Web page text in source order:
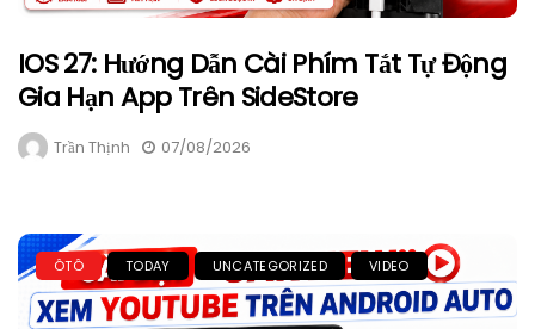
IOS 27: Hướng Dẫn Cài Phím Tắt Tự Động
Gia Hạn App Trên SideStore
Trần Thịnh 07/08/2026
ÔTÔ TODAY UNCATEGORIZED VIDEO